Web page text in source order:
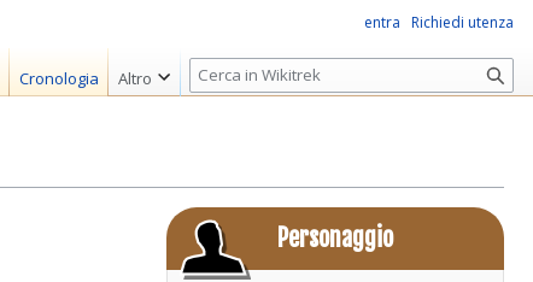
Personaggio
entra Richiedi utenza
Cronologia Altro
R
i
r
c
a